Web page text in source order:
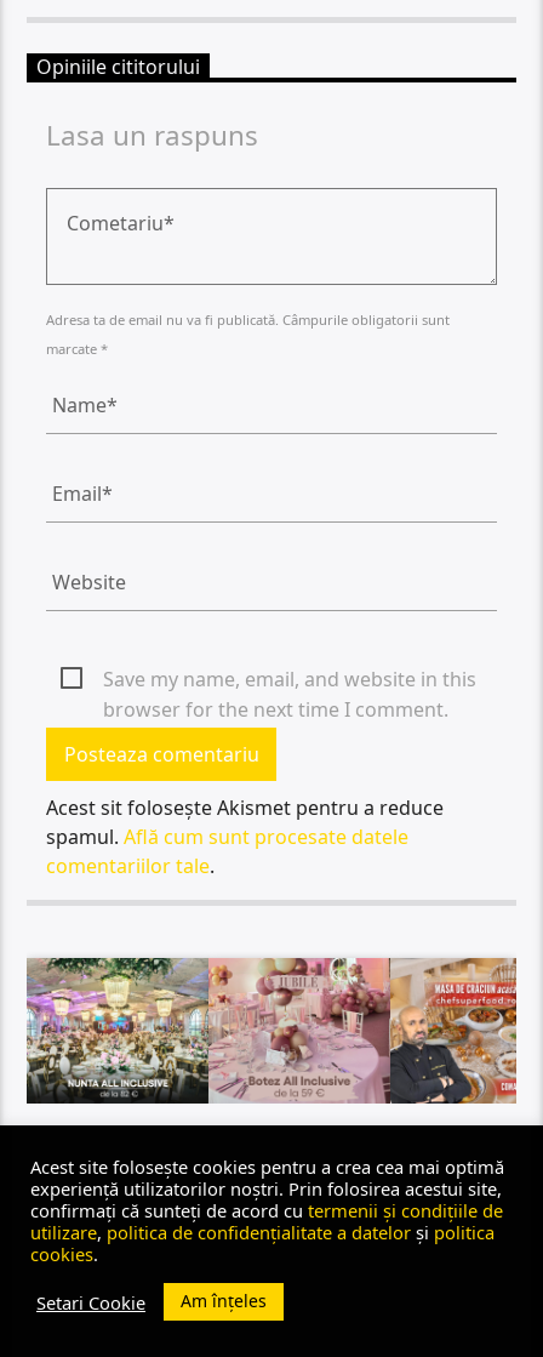
Opiniile cititorului
Lasa un raspuns
Adresa ta de email nu va fi publicată. Câmpurile obligatorii sunt
marcate *
Save my name, email, and website in this
browser for the next time I comment.
Acest sit folosește Akismet pentru a reduce
spamul.Află cum sunt procesate datele
comentariilor tale.
Urmareste-ne pe Facebook
Acest site folosește cookies pentru a crea cea mai optimă
experiență utilizatorilor noștri. Prin folosirea acestui site,
confirmați că sunteți de acord cu termenii și condițiile de
utilizare, politica de confidențialitate a datelor și politica
cookies.
Setari Cookie
Am înțeles